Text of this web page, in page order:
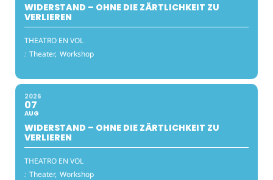
WIDERSTAND – OHNE DIE ZÄRTLICHKEIT ZU
VERLIEREN
THEATRO EN VOL
: Theater, Workshop
2026
07
AUG
WIDERSTAND – OHNE DIE ZÄRTLICHKEIT ZU
VERLIEREN
THEATRO EN VOL
: Theater, Workshop